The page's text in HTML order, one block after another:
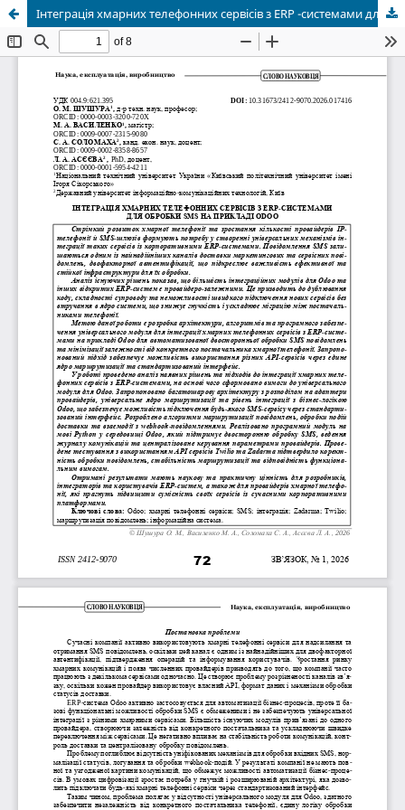
Інтеграція хмарних телефонних сервісів з ERP -системами для обробки SMS на прикладі ODOO